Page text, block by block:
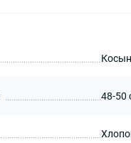
48-50